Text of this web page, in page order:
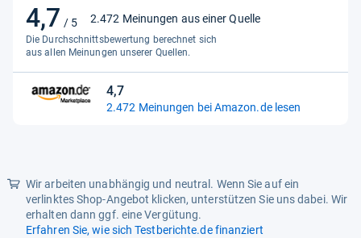
Packungsbeilage
Pharmazentralnummer (PZN) Not Specified
Produktart Augentropfen
Produktlinie
Wirksame Inhaltsstoffe Not Specified
4,7 / 5
4,7
von
5
Sternen
2.472 Meinungen aus einer Quelle
Die Durchschnittsbewertung berechnet sich
aus allen Meinungen unserer Quellen.
4,7
4,7
von
2.472 Meinungen bei Amazon.de lesen
Wir arbeiten unabhängig und neutral. Wenn Sie auf ein
verlinktes Shop-Angebot klicken, unterstützen Sie uns dabei. Wir
erhalten dann ggf. eine Vergütung.
Erfahren Sie, wie sich Testberichte.de finanziert